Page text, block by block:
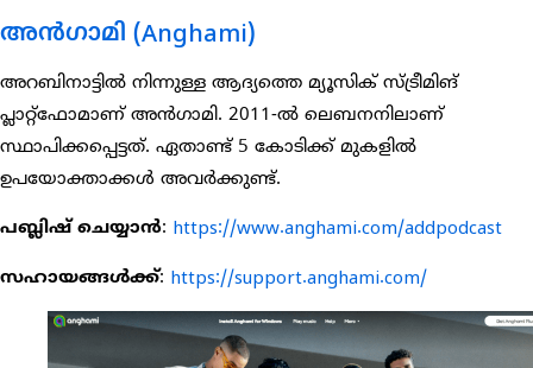
അൻഗാമി (Anghami)
അറബിനാട്ടിൽ നിന്നുള്ള ആദ്യത്തെ മ്യൂസിക് സ്ട്രീമിങ്
പ്ലാറ്റ്‌ഫോമാണ് അൻഗാമി. 2011-ൽ ലെബനനിലാണ്
സ്ഥാപിക്കപ്പെട്ടത്. ഏതാണ്ട് 5 കോടിക്ക് മുകളിൽ
ഉപയോക്താക്കൾ അവർക്കുണ്ട്.
പബ്ലിഷ് ചെയ്യാൻ: https://www.anghami.com/addpodcast
സഹായങ്ങൾക്ക്: https://support.anghami.com/